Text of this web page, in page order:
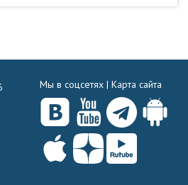
Мы в соцсетях | Карта сайта